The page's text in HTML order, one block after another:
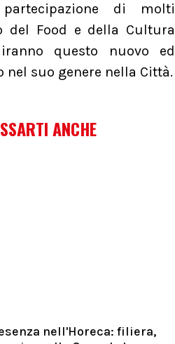
di molti
del Food e della Cultura
questo nuovo ed
suo genere nella Città.
ANCHE
nell'Horeca: filiera,